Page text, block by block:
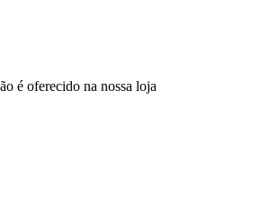
é oferecido na nossa loja